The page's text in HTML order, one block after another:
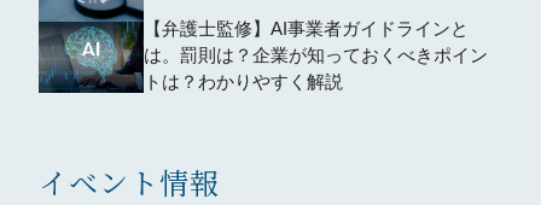
【弁護士監修】AI事業者ガイドラインと
は。罰則は？企業が知っておくべきポイン
トは？わかりやすく解説
イベント情報